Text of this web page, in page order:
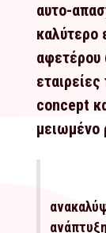
αυτο-
καλύτερο
αφετέρου
concept
μειωμένο